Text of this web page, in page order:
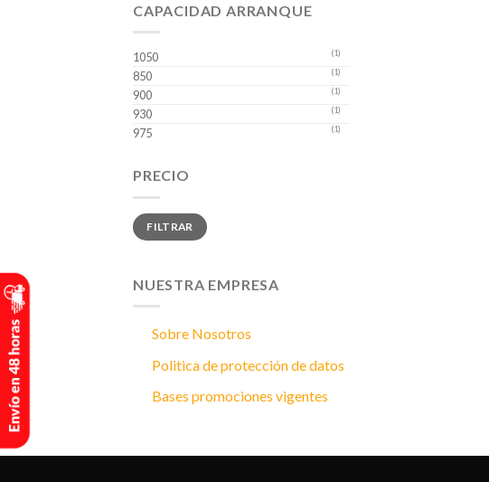
CAPACIDAD ARRANQUE
1050 (1)
850 (1)
900 (1)
930 (1)
975 (1)
PRECIO
Precio
mínimo
Precio
máximo
FILTRAR
NUESTRA EMPRESA
Sobre Nosotros
Politica de protección de datos
Bases promociones vigentes